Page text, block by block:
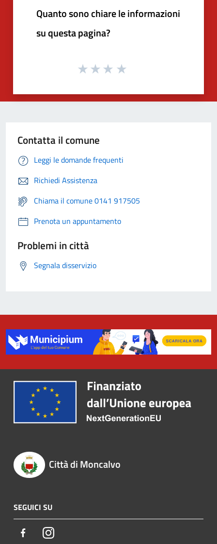
Quanto sono chiare le informazioni
su questa pagina?
Contatta il comune
Leggi le domande frequenti
Richiedi Assistenza
Chiama il comune 0141 917505
Prenota un appuntamento
Problemi in città
Segnala disservizio
Città di Moncalvo
SEGUICI SU
FacebookInstagram